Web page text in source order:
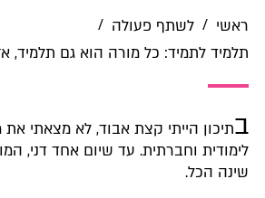
ראשי / לשתף פעולה /
תלמיד לתמיד: כל מורה הוא גם תלמיד,
בתיכון הייתי קצת אבוד, לא מצאתי את
לימודית וחברתית. עד שיום אחד דני,
שינה הכל.